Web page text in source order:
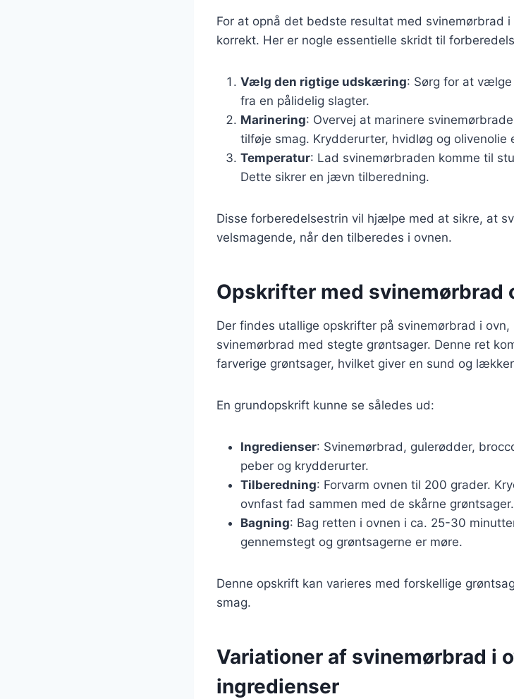
For at opnå det bedste resultat med svinemørbrad
korrekt. Her er nogle essentielle skridt til
Vælg den rigtige udskæring: Sørg for at
fra en pålidelig slagter.
Marinering: Overvej at marinere
tilføje smag. Krydderurter, hvidløg og olivenolie
Temperatur: Lad svinemørbraden komme til
Dette sikrer en jævn tilberedning.
Disse forberedelsestrin vil hjælpe med at sikre, at
velsmagende, når den tilberedes i ovnen.
Opskrifter med svinemørbrad
Der findes utallige opskrifter på svinemørbrad i
svinemørbrad med stegte grøntsager. Denne ret
farverige grøntsager, hvilket giver en sund og
En grundopskrift kunne se således ud:
Ingredienser: Svinemørbrad, gulerødder,
peber og krydderurter.
Tilberedning: Forvarm ovnen til 200 grader.
ovnfast fad sammen med de skårne
Bagning: Bag retten i ovnen i ca. 25-30
gennemstegt og grøntsagerne er møre.
Denne opskrift kan varieres med forskellige
smag.
Variationer af svinemørbrad i
ingredienser